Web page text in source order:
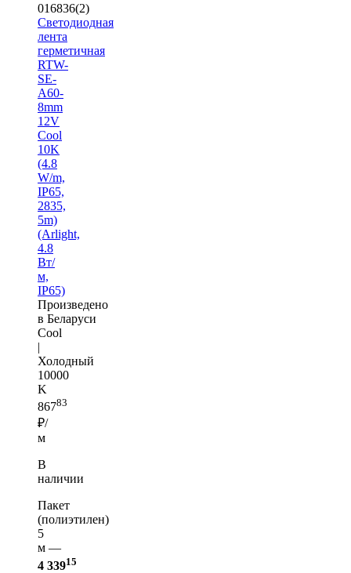
016836(2)
Светодиодная
лента
герметичная
RTW-
SE-
A60-
8mm
12V
Cool
10K
(4.8
W/m,
IP65,
2835,
5m)
(Arlight,
4.8
Вт/
м,
IP65)
Произведено
в Беларуси
Cool
|
Холодный
10000
K
86783
₽/
м
В
наличии
Пакет
(полиэтилен)
5
м —
4 33915